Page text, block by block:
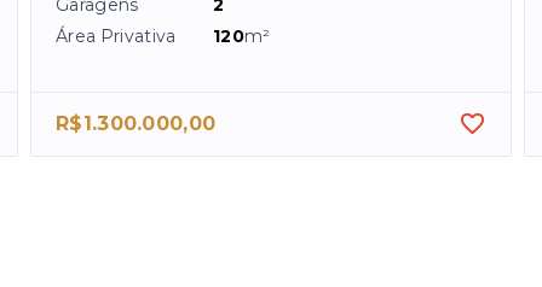
Garagens
2
Área Privativa
120m²
R$1.300.000,00